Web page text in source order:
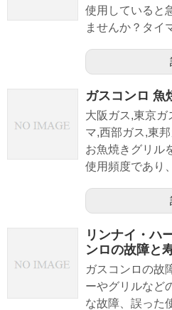
使用していると
ませんか？タイ
ガスコンロ 魚
大阪ガス,東京ガ
マ,西部ガス,東
お魚焼きグリル
使用頻度であり
リンナイ・ハ
ンロの故障と
ガスコンロの故
ーやグリルなど
な故障、誤った